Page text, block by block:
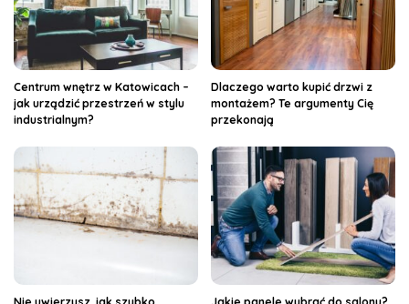
Centrum wnętrz w Katowicach –
jak urządzić przestrzeń w stylu
industrialnym?
Dlaczego warto kupić drzwi z
montażem? Te argumenty Cię
przekonają